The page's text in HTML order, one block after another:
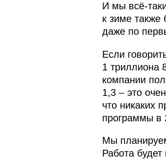
И мы всё-
к зиме также
даже по
Если
1 триллиона
компании
1,3 – это
что никаких
программы в
Мы
Работа